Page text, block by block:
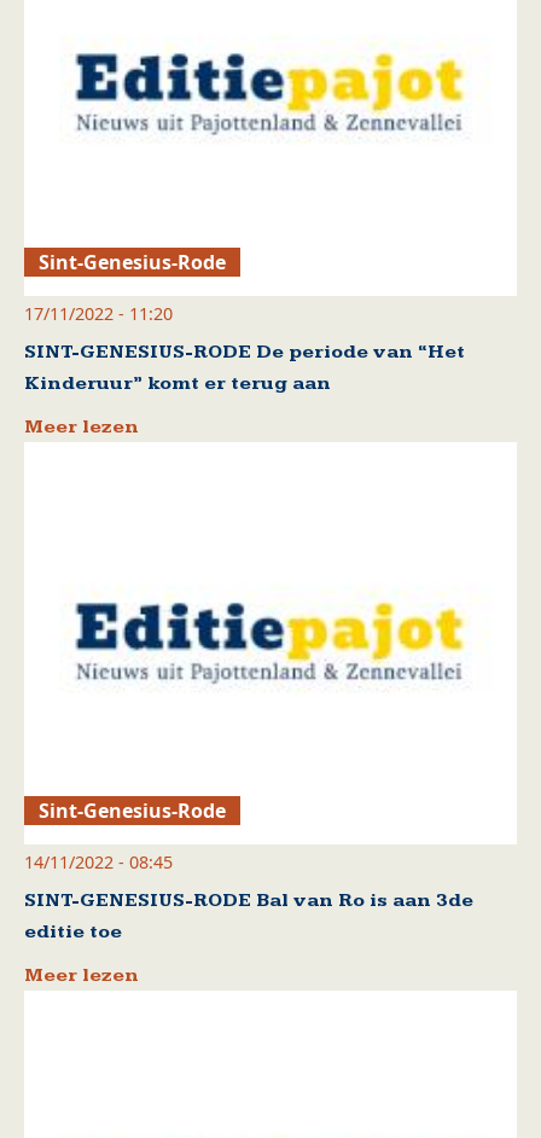
Sint-Genesius-Rode
17/11/2022 - 11:20
SINT-GENESIUS-RODE De periode van “Het
Kinderuur” komt er terug aan
Meer lezen
Sint-Genesius-Rode
14/11/2022 - 08:45
SINT-GENESIUS-RODE Bal van Ro is aan 3de
editie toe
Meer lezen